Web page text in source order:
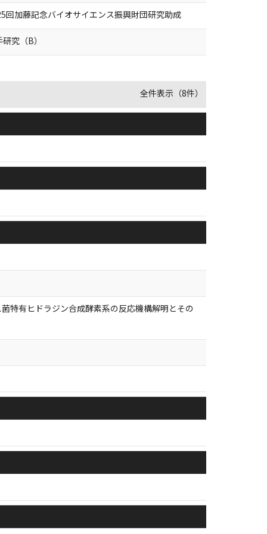
加藤記念バイオサイエンス振興財団研究助成
究（B）
全件表示（8件）
特有ヒドラジン合成酵素系の反応機構解明とその